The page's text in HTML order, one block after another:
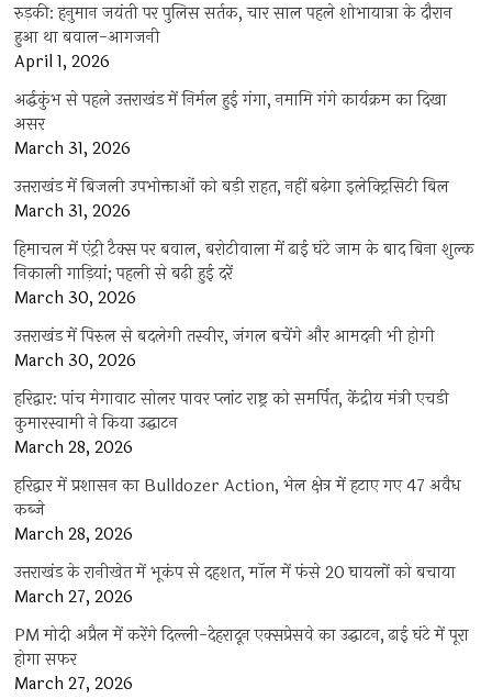
रुड़की: हनुमान जयंती पर पुलिस सर्तक, चार साल पहले शोभायात्रा के दौरान
हुआ था बवाल-आगजनी
April 1, 2026
अर्द्धकुंभ से पहले उत्तराखंड में निर्मल हुई गंगा, नमामि गंगे कार्यक्रम का दिखा
असर
March 31, 2026
उत्तराखंड में बिजली उपभोक्ताओं को बड़ी राहत, नहीं बढ़ेगा इलेक्ट्रिसिटी बिल
March 31, 2026
हिमाचल में एंट्री टैक्स पर बवाल, बरोटीवाला में ढाई घंटे जाम के बाद बिना शुल्क
निकाली गाड़ियां; पहली से बढ़ी हुई दरें
March 30, 2026
उत्तराखंड में पिरुल से बदलेगी तस्वीर, जंगल बचेंगे और आमदनी भी होगी
March 30, 2026
हरिद्वार: पांच मेगावाट सोलर पावर प्लांट राष्ट्र को समर्पित, केंद्रीय मंत्री एचडी
कुमारस्वामी ने किया उद्घाटन
March 28, 2026
हरिद्वार में प्रशासन का Bulldozer Action, भेल क्षेत्र में हटाए गए 47 अवैध
कब्जे
March 28, 2026
उत्तराखंड के रानीखेत में भूकंप से दहशत, मॉल में फंसे 20 घायलों को बचाया
March 27, 2026
PM मोदी अप्रैल में करेंगे दिल्ली-देहरादून एक्सप्रेसवे का उद्घाटन, ढाई घंटे में पूरा
होगा सफर
March 27, 2026